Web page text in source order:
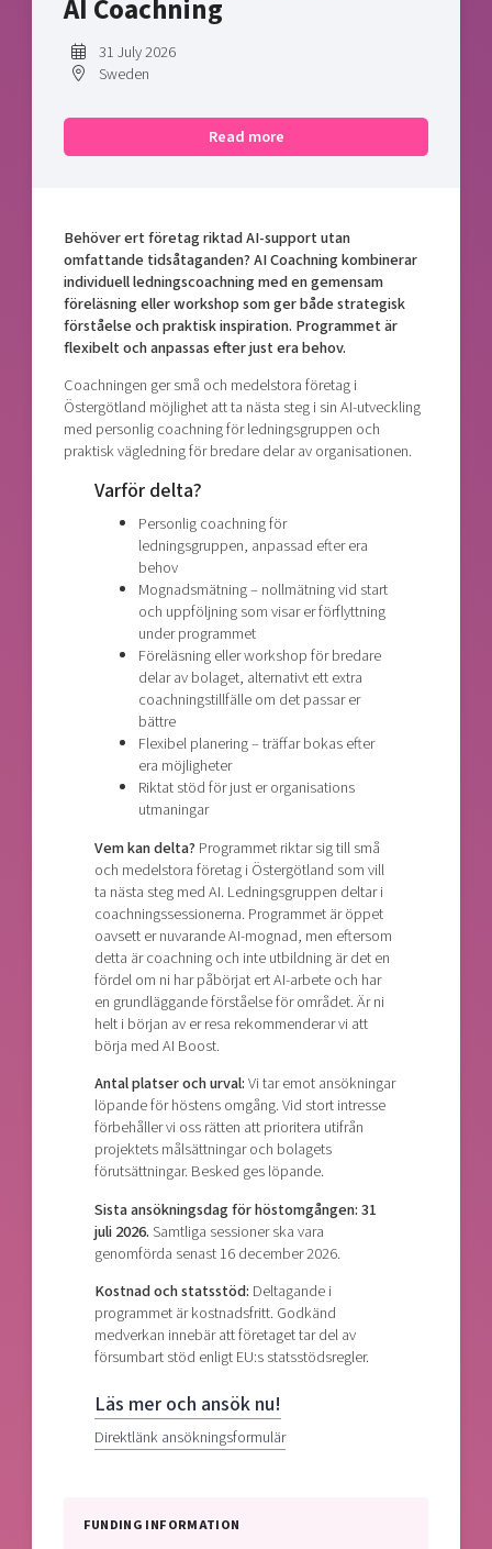
Shaping cities and regions
East Sweden Tech Women
Current offers and activities
Upscaling
Talent & skills
Offers to boost your business
Our community of companies
Projects
Publications
Project toolbox
Reach out to us
Locations
Today's lunch in Mjärdevi
AI Coachning
31 July 2026
Sweden
Read more
Behöver ert företag riktad AI-support utan
omfattande tidsåtaganden? AI Coachning kombinerar
individuell ledningscoachning med en gemensam
föreläsning eller workshop som ger både strategisk
förståelse och praktisk inspiration. Programmet är
flexibelt och anpassas efter just era behov.
Coachningen ger små och medelstora företag i
Östergötland möjlighet att ta nästa steg i sin AI-utveckling
med personlig coachning för ledningsgruppen och
praktisk vägledning för bredare delar av organisationen.
Varför delta?
Personlig coachning för
ledningsgruppen, anpassad efter era
behov
Mognadsmätning – nollmätning vid start
och uppföljning som visar er förflyttning
under programmet
Föreläsning eller workshop för bredare
delar av bolaget, alternativt ett extra
coachningstillfälle om det passar er
bättre
Flexibel planering – träffar bokas efter
era möjligheter
Riktat stöd för just er organisations
utmaningar
Vem kan delta? Programmet riktar sig till små
och medelstora företag i Östergötland som vill
ta nästa steg med AI. Ledningsgruppen deltar i
coachningssessionerna. Programmet är öppet
oavsett er nuvarande AI-mognad, men eftersom
detta är coachning och inte utbildning är det en
fördel om ni har påbörjat ert AI-arbete och har
en grundläggande förståelse för området. Är ni
helt i början av er resa rekommenderar vi att
börja med AI Boost.
Antal platser och urval:Vi tar emot ansökningar
löpande för höstens omgång. Vid stort intresse
förbehåller vi oss rätten att prioritera utifrån
projektets målsättningar och bolagets
förutsättningar. Besked ges löpande.
Sista ansökningsdag för höstomgången: 31
juli 2026.Samtliga sessioner ska vara
genomförda senast 16 december 2026.
Kostnad och statsstöd: Deltagande i
programmet är kostnadsfritt. Godkänd
medverkan innebär att företaget tar del av
försumbart stöd enligt EU:s statsstödsregler.
Läs mer och ansök nu!
Direktlänk ansökningsformulär
FUNDING INFORMATION